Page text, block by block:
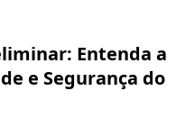
: Entenda a
e Segurança do